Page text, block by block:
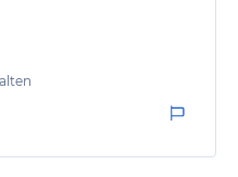
gegen Gebühr
wir das Essen: sehr
ausgesprochen lecker.
Auswahl an Gerichten,